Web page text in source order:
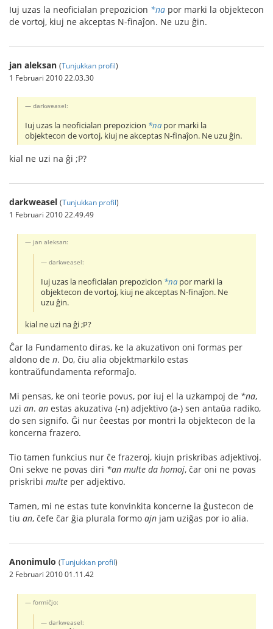
Iuj uzas la neoficialan prepozicion *na por marki la objektecon
de vortoj, kiuj ne akceptas N-finaĵon. Ne uzu ĝin.
jan aleksan (Tunjukkan profil)
1 Februari 2010 22.03.30
darkweasel:
Iuj uzas la neoficialan prepozicion *na por marki la
objektecon de vortoj, kiuj ne akceptas N-finaĵon. Ne uzu ĝin.
kial ne uzi na ĝi ;P?
darkweasel (Tunjukkan profil)
1 Februari 2010 22.49.49
jan aleksan:
darkweasel:
Iuj uzas la neoficialan prepozicion *na por marki la
objektecon de vortoj, kiuj ne akceptas N-finaĵon. Ne
uzu ĝin.
kial ne uzi na ĝi ;P?
Ĉar la Fundamento diras, ke la akuzativon oni formas per
aldono de n. Do, ĉiu alia objektmarkilo estas
kontraŭfundamenta reformaĵo.
Mi pensas, ke oni teorie povus, por iuj el la uzkampoj de *na,
uzi an. an estas akuzativa (-n) adjektivo (a-) sen antaŭa radiko,
do sen signifo. Ĝi nur ĉeestas por montri la objektecon de la
koncerna frazero.
Tio tamen funkcius nur ĉe frazeroj, kiujn priskribas adjektivoj.
Oni sekve ne povas diri *an multe da homoj, ĉar oni ne povas
priskribi multe per adjektivo.
Tamen, mi ne estas tute konvinkita koncerne la ĝustecon de
tiu an, ĉefe ĉar ĝia plurala formo ajn jam uziĝas por io alia.
Anonimulo (Tunjukkan profil)
2 Februari 2010 01.11.42
formiĉjo:
darkweasel: